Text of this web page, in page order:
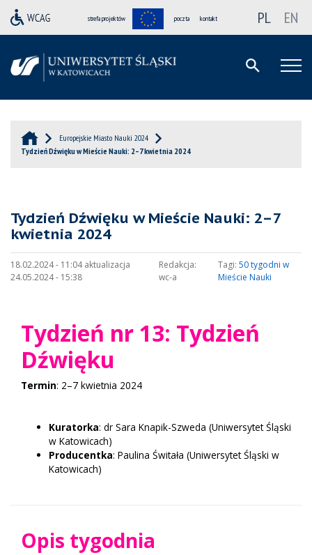
strefa projektów poczta kontakt PL EN
Europejskie Miasto Nauki 2024
Tydzień Dźwięku w Mieście Nauki: 2–7 kwietnia 2024
Tydzień Dźwięku w Mieście Nauki: 2–7
kwietnia 2024
18.02.2024 - 11:04 aktualizacja
24.05.2024 - 15:38
Redakcja:
wc-a
Tagi: 50 tygodni w
Mieście Nauki
Tydzień nr 13: Tydzień
Dźwięku
Termin: 2–7 kwietnia 2024
Kuratorka: dr Sara Knapik-Szweda (Uniwersytet Śląski
w Katowicach)
Producentka: Paulina Świtała (Uniwersytet Śląski w
Katowicach)
Opis tygodnia